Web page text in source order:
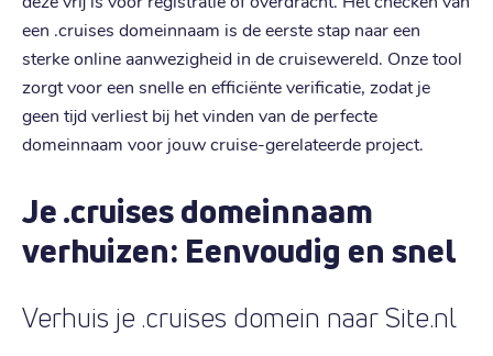
een .cruises domeinnaam is de eerste stap naar een
sterke online aanwezigheid in de cruisewereld. Onze tool
zorgt voor een snelle en efficiënte verificatie, zodat je
geen tijd verliest bij het vinden van de perfecte
domeinnaam voor jouw cruise-gerelateerde project.
Je .cruises domeinnaam
verhuizen: Eenvoudig en snel
Verhuis je .cruises domein naar Site.nl